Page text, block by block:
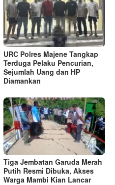
URC Polres Majene Tangkap
Terduga Pelaku Pencurian,
Sejumlah Uang dan HP
Diamankan
Tiga Jembatan Garuda Merah
Putih Resmi Dibuka, Akses
Warga Mambi Kian Lancar